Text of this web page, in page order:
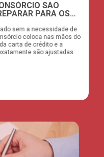
SÃO
PARA OS
sem a necessidade de
coloca nas mãos do
carta de crédito e a
são ajustadas